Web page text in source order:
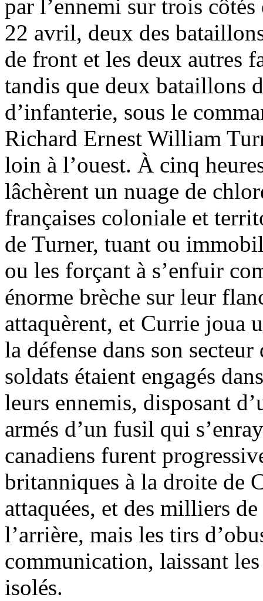
par l’ennemi sur trois
22 avril, deux des
de front et les deux autres
tandis que deux bataillons
d’infanterie, sous le
Richard Ernest William
loin à l’ouest. À cinq
lâchèrent un nuage de
françaises coloniale et
de Turner, tuant ou
ou les forçant à s’enfuir
énorme brèche sur leur
attaquèrent, et Currie joua
la défense dans son
soldats étaient engagés
leurs ennemis, disposant
armés d’un fusil qui
canadiens furent
britanniques à la droite de
attaquées, et des milliers
l’arrière, mais les tirs
communication, laissant
isolés.